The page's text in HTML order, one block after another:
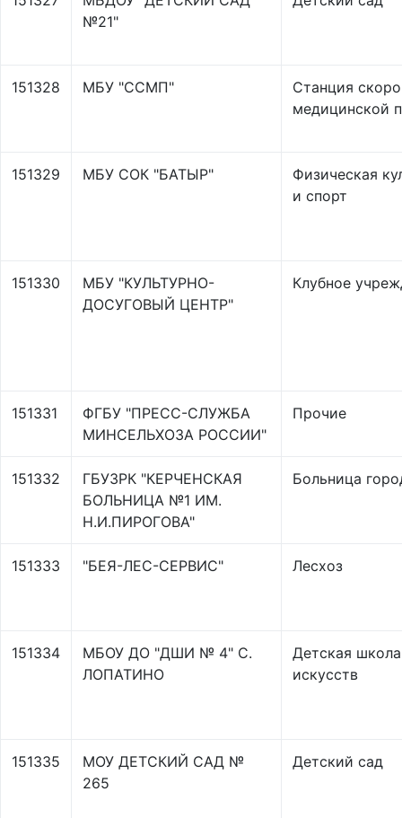
№21"
151328 МБУ "ССМП"
Станция
медицинской
151329 МБУ СОК "БАТЫР"
Физическая
и спорт
151330
МБУ "КУЛЬТУРНО-
ДОСУГОВЫЙ ЦЕНТР"
Клубное
151331
ФГБУ "ПРЕСС-СЛУЖБА
МИНСЕЛЬХОЗА РОССИИ"
Прочие
151332
ГБУЗРК "КЕРЧЕНСКАЯ
БОЛЬНИЦА №1 ИМ.
Н.И.ПИРОГОВА"
Больница
151333 "БЕЯ-ЛЕС-СЕРВИС" Лесхоз
151334
МБОУ ДО "ДШИ № 4" С.
ЛОПАТИНО
Детская школа
искусств
151335
МОУ ДЕТСКИЙ САД №
265
Детский сад